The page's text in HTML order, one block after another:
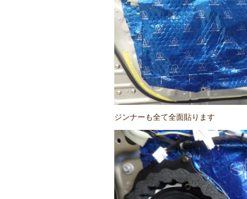
ジンナーも全て全面貼ります